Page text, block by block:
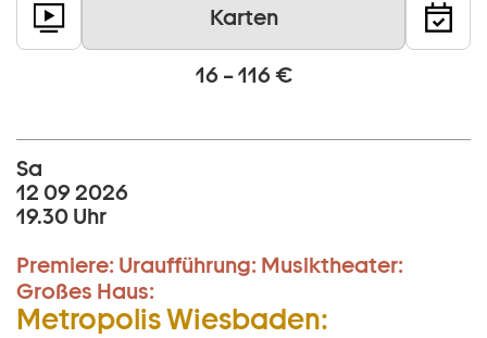
Karten
16 – 116 €
Sa
12 09 2026
19.30 Uhr
Premiere: Uraufführung: Musiktheater:
Großes Haus:
Metropolis Wiesbaden: